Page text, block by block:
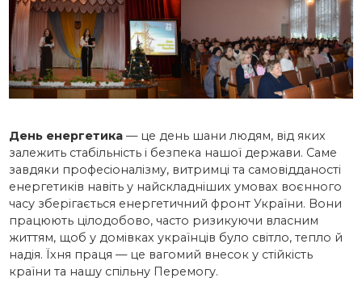
День енергетика— це день шани людям, від яких
залежить стабільність і безпека нашої держави. Саме
завдяки професіоналізму, витримці та самовідданості
енергетиків навіть у найскладніших умовах воєнного
часу зберігається енергетичний фронт України. Вони
працюють цілодобово, часто ризикуючи власним
життям, щоб у домівках українців було світло, тепло й
надія. Їхня праця — це вагомий внесок у стійкість
країни та нашу спільну Перемогу.